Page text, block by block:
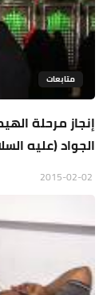
متابعات
إنجاز مرحلة
الجواد (عليه